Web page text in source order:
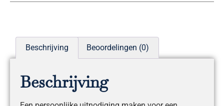
Beschrijving Beoordelingen (0)
Beschrijving